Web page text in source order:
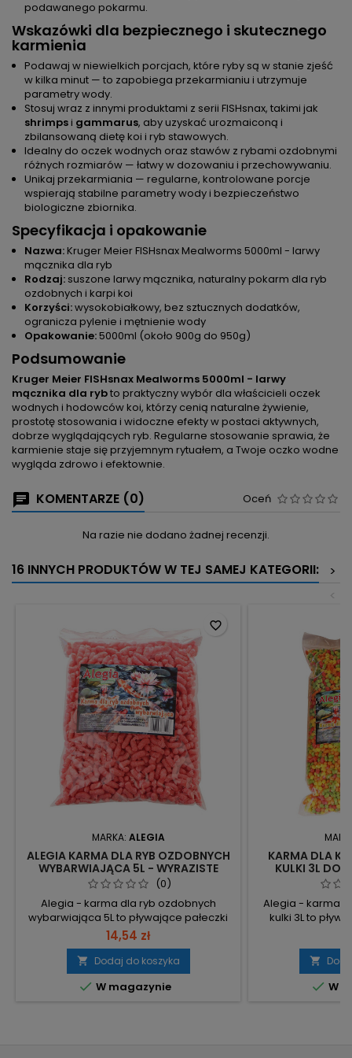
podawanego pokarmu.
Wskazówki dla bezpiecznego i skutecznego
karmienia
Podawaj w niewielkich porcjach, które ryby są w stanie zjeść
w kilka minut — to zapobiega przekarmianiu i utrzymuje
parametry wody.
Stosuj wraz z innymi produktami z serii FISHsnax, takimi jak
shrimpsi gammarus, aby uzyskać urozmaiconą i
zbilansowaną dietę koi i ryb stawowych.
Idealny do oczek wodnych oraz stawów z rybami ozdobnymi
różnych rozmiarów — łatwy w dozowaniu i przechowywaniu.
Unikaj przekarmiania — regularne, kontrolowane porcje
wspierają stabilne parametry wody i bezpieczeństwo
biologiczne zbiornika.
Specyfikacja i opakowanie
Nazwa:Kruger Meier FISHsnax Mealworms 5000ml - larwy
mącznika dla ryb
Rodzaj: suszone larwy mącznika, naturalny pokarm dla ryb
ozdobnych i karpi koi
Korzyści:wysokobiałkowy, bez sztucznych dodatków,
ogranicza pylenie i mętnienie wody
Opakowanie:5000ml (około 900g do 950g)
Podsumowanie
Kruger Meier FISHsnax Mealworms 5000ml - larwy
mącznika dla rybto praktyczny wybór dla właścicieli oczek
wodnych i hodowców koi, którzy cenią naturalne żywienie,
prostotę stosowania i widoczne efekty w postaci aktywnych,
dobrze wyglądających ryb. Regularne stosowanie sprawia, że
karmienie staje się przyjemnym rytuałem, a Twoje oczko wodne
wygląda zdrowo i efektownie.
KOMENTARZE (0) Oceń
Na razie nie dodano żadnej recenzji.
16 INNYCH PRODUKTÓW W TEJ SAMEJ KATEGORII:
>
<
MARKA: ALEGIA
ALEGIA KARMA DLA RYB OZDOBNYCH
WYBARWIAJĄCA 5L - WYRAZISTE
KOLORY, ZDROWE RYBY
(0)
Alegia - karma dla ryb ozdobnych
wybarwiająca 5L to pływające pałeczki
dla ryb oczkowych, które nie powodują
zmętnienia wody. Karmić kilkukrotnie w
ciągu dnia małymi porcjami;
przechowywać w suchym i chłodnym
miejscu. Objętość 5L (5000 ml) – duże
14,54 zł
 Dodaj do koszyka
 W magazynie
favorite_border
KARMA DLA
KULKI 3L DO
Alegia - karma
kulki 3L to
wszystkich
Karmić
porcjami;
chłodnym

 W